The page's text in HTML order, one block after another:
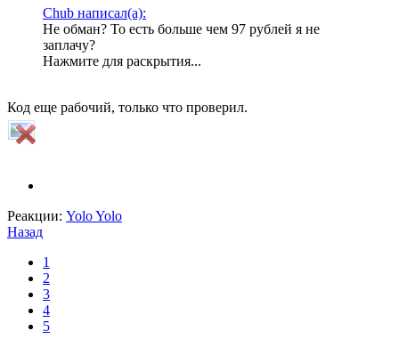
Chub написал(а):
Не обман? То есть больше чем 97 рублей я не
заплачу?
Нажмите для раскрытия...
Код еще рабочий, только что проверил.
Реакции: Yolo Yolo
Назад
1
2
3
4
5